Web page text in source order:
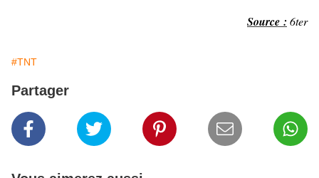
Source : 6ter
#TNT
Partager